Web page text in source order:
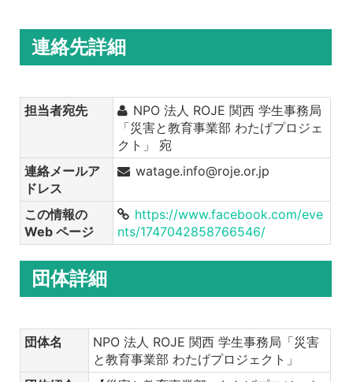
連絡先詳細
担当者宛先
NPO 法人 ROJE 関西 学生事務局
「災害と教育事業部 わたげプロジェ
クト」 宛
連絡メールア
ドレス
watage.info@roje.or.jp
この情報の
Web ページ
https://www.facebook.com/eve
nts/1747042858766546/
団体詳細
団体名
NPO 法人 ROJE 関西 学生事務局「災害
と教育事業部 わたげプロジェクト」